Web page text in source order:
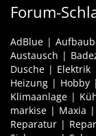
Forum-
AdBlue
Austausch
Dusche
Elektrik
Heizung
Hobby
Klimaanlage
markise
Maxia
Reparatur